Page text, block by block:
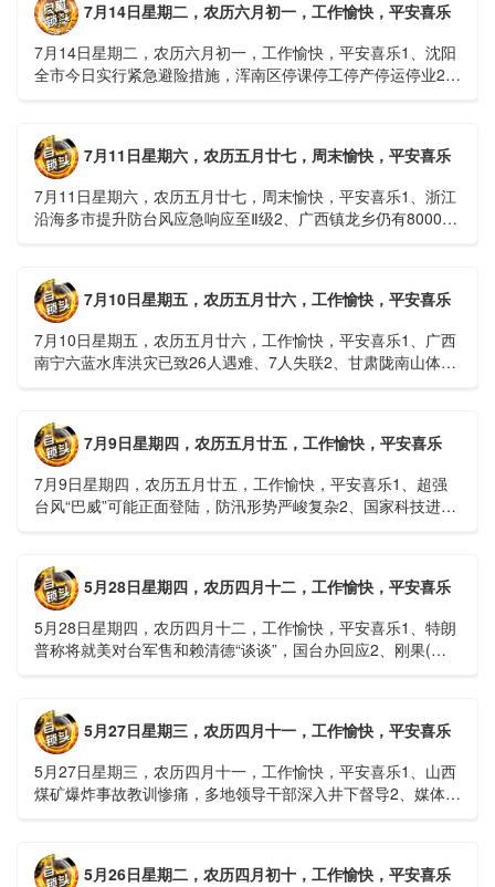
7月14日星期二，农历六月初一，工作愉快，平安喜乐
7月14日星期二，农历六月初一，工作愉快，平安喜乐1、沈阳
全市今日实行紧急避险措施，浑南区停课停工停产停运停业2、
7月11日星期六，农历五月廿七，周末愉快，平安喜乐
7月11日星期六，农历五月廿七，周末愉快，平安喜乐1、浙江
沿海多市提升防台风应急响应至Ⅱ级2、广西镇龙乡仍有8000多
7月10日星期五，农历五月廿六，工作愉快，平安喜乐
7月10日星期五，农历五月廿六，工作愉快，平安喜乐1、广西
南宁六蓝水库洪灾已致26人遇难、7人失联2、甘肃陇南山体滑
7月9日星期四，农历五月廿五，工作愉快，平安喜乐
7月9日星期四，农历五月廿五，工作愉快，平安喜乐1、超强
台风“巴威”可能正面登陆，防汛形势严峻复杂2、国家科技进步
5月28日星期四，农历四月十二，工作愉快，平安喜乐
5月28日星期四，农历四月十二，工作愉快，平安喜乐1、特朗
普称将就美对台军售和赖清德“谈谈”，国台办回应2、刚果(金)
5月27日星期三，农历四月十一，工作愉快，平安喜乐
5月27日星期三，农历四月十一，工作愉快，平安喜乐1、山西
煤矿爆炸事故教训惨痛，多地领导干部深入井下督导2、媒体：
5月26日星期二，农历四月初十，工作愉快，平安喜乐